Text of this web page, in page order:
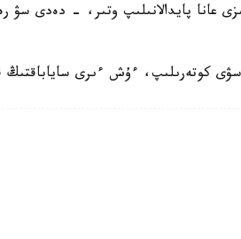
كولەمنىڭ 3,6 پايىزى عانا پايدالانىلىپ
سۋى كوتەرىلىپ، ءۇش ءىرى ساياباقتىڭ